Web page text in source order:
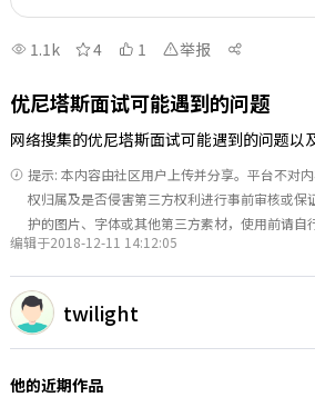
1.1k 4 1 举报
优尼塔斯面试可能遇到的问题
网络搜集的优尼塔斯面试可能遇到的问题以
提示: 本内容由社区用户上传并分享。平台不对
权归属及是否侵害第三方权利进行事前审核或保
护的图片、字体或其他第三方素材，使用前请自
编辑于2018-12-11 14:12:05
twilight
他的近期作品